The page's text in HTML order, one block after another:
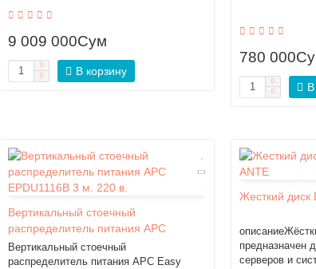
9 009 000Сум
В корзину
780
В
Вертикальный стоечный
распределитель питания APC
EPDU1116B 3 м. 220 в.
Вертикальный стоечный
распределитель питания APC Easy
Жесткий диск
предназначен
серверов и